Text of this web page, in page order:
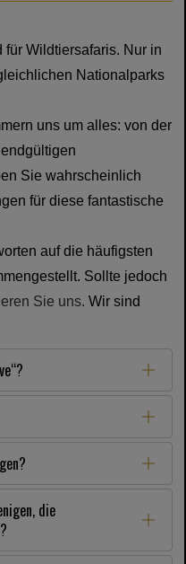
Wildtiersafaris. Nur in
Nationalparks
uns um alles: von der
Sie wahrscheinlich
für diese fantastische
auf die häufigsten
Sollte jedoch
Sie uns. Wir sind
die